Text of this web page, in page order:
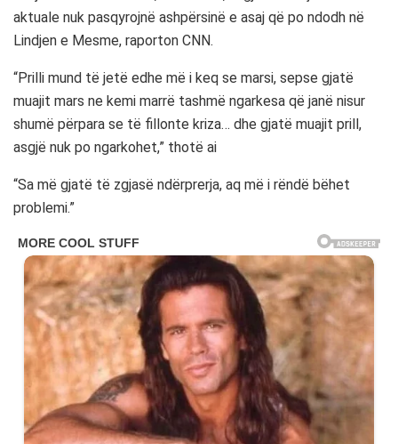
aktuale nuk pasqyrojnë ashpërsinë e asaj që po ndodh në
Lindjen e Mesme, raporton CNN.
“Prilli mund të jetë edhe më i keq se marsi, sepse gjatë
muajit mars ne kemi marrë tashmë ngarkesa që janë nisur
shumë përpara se të fillonte kriza… dhe gjatë muajit prill,
asgjë nuk po ngarkohet,” thotë ai
“Sa më gjatë të zgjasë ndërprerja, aq më i rëndë bëhet
problemi.”